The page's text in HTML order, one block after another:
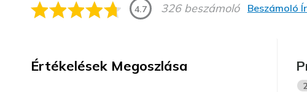
4.7 326 beszámoló Beszámoló
Értékelések Megoszlása